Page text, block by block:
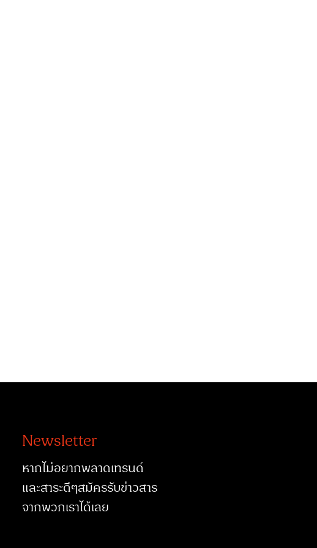
Newsletter
หากไม่อยากพลาดเทรนด์
และสาระดีๆสมัครรับข่าวสาร
จากพวกเราได้เลย